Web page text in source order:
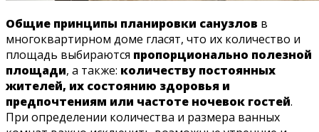
Общие принципы планировки санузлов в
многоквартирном доме гласят, что их количество и
площадь выбираются пропорционально полезной
площади, а также: количеству постоянных
жителей, их состоянию здоровья и
предпочтениям или частоте ночевок гостей.
При определении количества и размера ванных